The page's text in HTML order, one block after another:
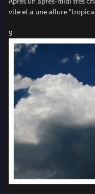
vite et a une allure
9